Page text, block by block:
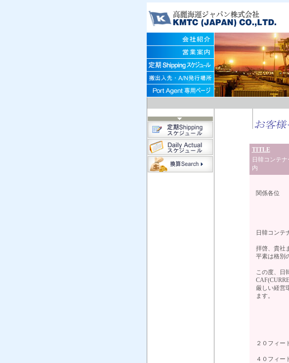
TITLE
日韓コンテ
内
関係各位
高
日韓コンテ
拝啓、貴社
平素は格別
この度、日
厳しい経営
ます。
２０フ
４０フ